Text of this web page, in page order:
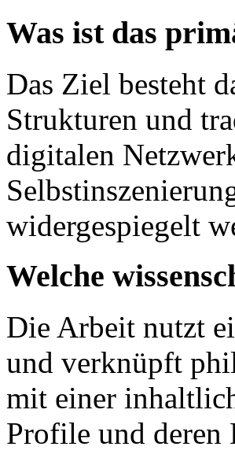
Was ist das
Das Ziel besteht
Strukturen und
digitalen
widergespiegelt
Welche
Die Arbeit nutzt
und verknüpft
mit einer
Profile und deren